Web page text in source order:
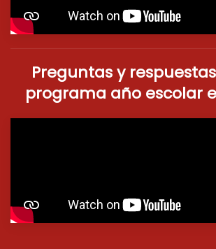
Preguntas y
programa año escolar